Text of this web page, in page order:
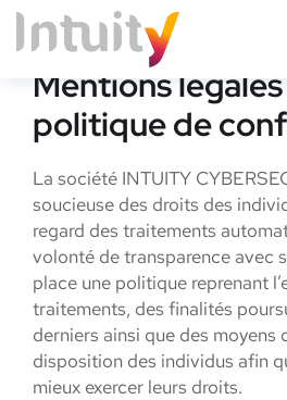
Mentions
politique de
La société INTUITY
soucieuse des droits des
regard des traitements
volonté de transparence avec
place une politique reprenant
traitements, des finalités
derniers ainsi que des moyens
disposition des individus afin
mieux exercer leurs droits.